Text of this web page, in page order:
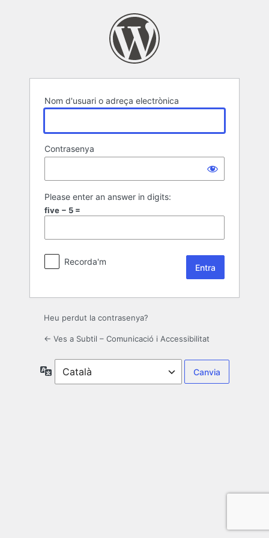
Nom d'usuari o adreça electrònica
Contrasenya
Please enter an answer in digits:
five − 5 =
Recorda'm
Heu perdut la contrasenya?
← Ves a Subtil – Comunicació i Accessibilitat
Idioma